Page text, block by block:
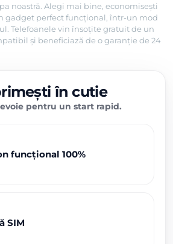
noastră. Alegi mai bine, economisești
gadget perfect funcțional, într-un mod
Telefoanele vin însoțite gratuit de un
și beneficiază de o garanție de 24
în cutie
pentru un start rapid.
funcțional 100%
SIM